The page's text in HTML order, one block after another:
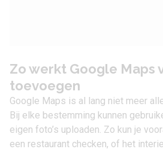
Zo werkt Google Maps
toevoegen
Google Maps is al lang niet meer
Bij elke bestemming kunnen
eigen foto’s uploaden. Zo kun je
een restaurant checken, of het